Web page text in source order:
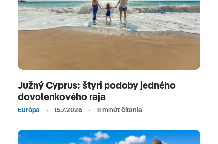
Južný Cyprus: štyri podoby jedného
dovolenkového raja
Európa 15.7.2026 11 minút čítania